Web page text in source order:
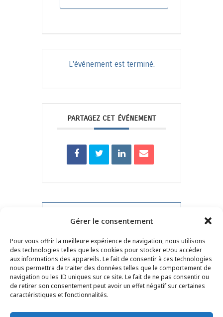
Gérer le consentement
Pour vous offrir la meilleure expérience de navigation, nous utilisons
des technologies telles que les cookies pour stocker et/ou accéder
aux informations des appareils. Le fait de consentir à ces technologies
nous permettra de traiter des données telles que le comportement de
navigation ou les ID uniques sur ce site. Le fait de ne pas consentir ou
de retirer son consentement peut avoir un effet négatif sur certaines
caractéristiques et fonctionnalités.
L'événement est terminé.
PARTAGEZ CET ÉVÉNEMENT
NXT Event
CONTACT–MENTIONS LÉGALES